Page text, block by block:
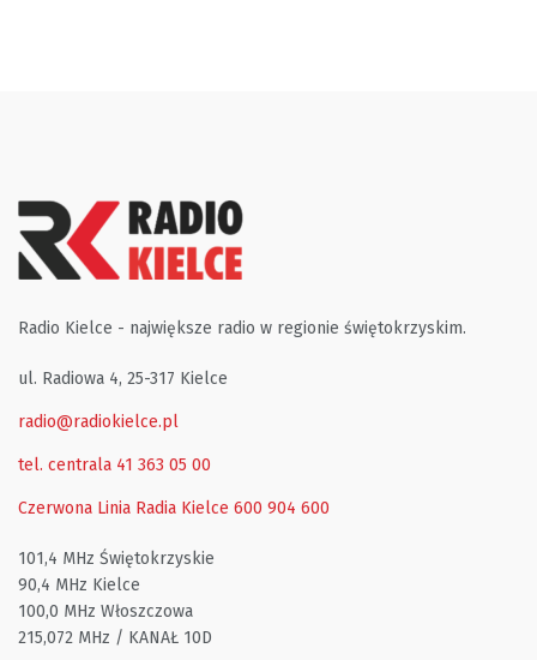
Radio Kielce - największe radio w regionie świętokrzyskim.
ul. Radiowa 4, 25-317 Kielce
radio@radiokielce.pl
tel. centrala 41 363 05 00
Czerwona Linia Radia Kielce 600 904 600
101,4 MHz Świętokrzyskie
90,4 MHz Kielce
100,0 MHz Włoszczowa
215,072 MHz / KANAŁ 10D